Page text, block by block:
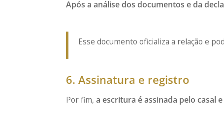
Após a análise dos documentos e da
Esse documento oficializa a relação e
6. Assinatura e registro
Por fim, a escritura é assinada pelo casal